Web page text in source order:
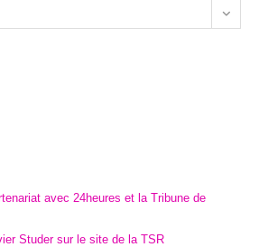
avec 24heures et la Tribune de
Studer sur le site de la TSR